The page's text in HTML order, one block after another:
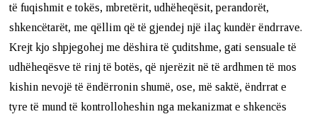
të fuqishmit e tokës, mbretërit, udhëheqësit, perandorët,
shkencëtarët, me qëllim që të gjendej një ilaç kundër ëndrrave.
Krejt kjo shpjegohej me dëshira të çuditshme, gati sensuale të
udhëheqësve të rinj të botës, që njerëzit në të ardhmen të mos
kishin nevojë të ëndërronin shumë, ose, më saktë, ëndrrat e
tyre të mund të kontrolloheshin nga mekanizmat e shkencës